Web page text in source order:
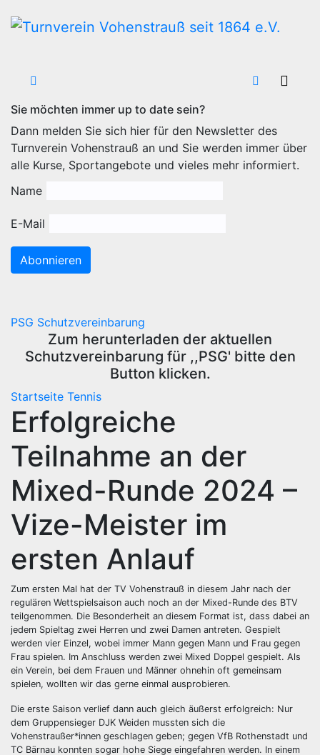
Inhalt
Sie möchten immer up to date sein?
Dann melden Sie sich hier für den Newsletter des
Turnverein Vohenstrauß an und Sie werden immer über
alle Kurse, Sportangebote und vieles mehr informiert.
Name
E-Mail
Abonnieren
PSG Schutzvereinbarung
Zum herunterladen der aktuellen
Schutzvereinbarung für ,,PSG' bitte den
Button klicken.
Startseite Tennis
Erfolgreiche
Teilnahme an der
Mixed-Runde 2024 –
Vize-Meister im
ersten Anlauf
Zum ersten Mal hat der TV Vohenstrauß in diesem Jahr nach der
regulären Wettspielsaison auch noch an der Mixed-Runde des BTV
teilgenommen. Die Besonderheit an diesem Format ist, dass dabei an
jedem Spieltag zwei Herren und zwei Damen antreten. Gespielt
werden vier Einzel, wobei immer Mann gegen Mann und Frau gegen
Frau spielen. Im Anschluss werden zwei Mixed Doppel gespielt. Als
ein Verein, bei dem Frauen und Männer ohnehin oft gemeinsam
spielen, wollten wir das gerne einmal ausprobieren.
Die erste Saison verlief dann auch gleich äußerst erfolgreich: Nur
dem Gruppensieger DJK Weiden mussten sich die
Vohenstraußer*innen geschlagen geben; gegen VfB Rothenstadt und
TC Bärnau konnten sogar hohe Siege eingefahren werden. In einem